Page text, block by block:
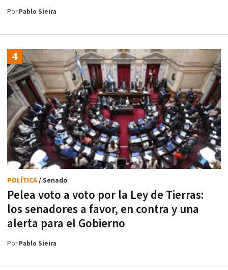
PorPablo Sieira
Pelea voto a voto por la Ley de Tierras:
los senadores a favor, en contra y una
alerta para el Gobierno
POLÍTICA/ Senado
PorPablo Sieira